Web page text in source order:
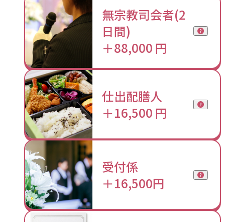
無宗教司会者(2
日間)
＋88,000 円
仕出配膳人
＋16,500 円
受付係
＋16,500円